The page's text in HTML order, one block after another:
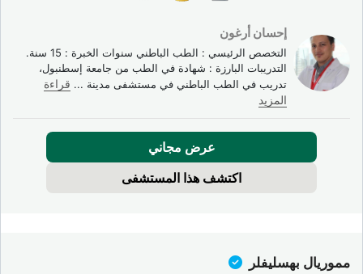
إحسان أرغون
التخصص الرئيسي : الطب الباطني سنوات الخبرة : 15 سنة.
التدريبات البارزة : شهادة في الطب من جامعة إسطنبول،
تدريب في الطب الباطني في مستشفى مدينة ... قراءة
المزيد
عرض مجاني
اكتشف هذا المستشفى
مموريال بهسليفلر